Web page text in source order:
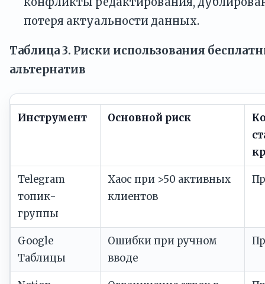
потеря актуальности данных.
Таблица 3. Риски использования
альтернатив
Инструмент Основной риск
Telegram
топик-
группы
Хаос при >50 активных
клиентов
Google
Таблицы
Ошибки при ручном
вводе